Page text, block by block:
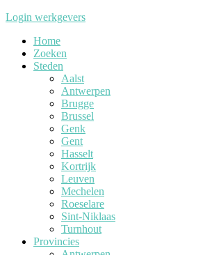
Login werkgevers
Home
Zoeken
Steden
Aalst
Antwerpen
Brugge
Brussel
Genk
Gent
Hasselt
Kortrijk
Leuven
Mechelen
Roeselare
Sint-Niklaas
Turnhout
Provincies